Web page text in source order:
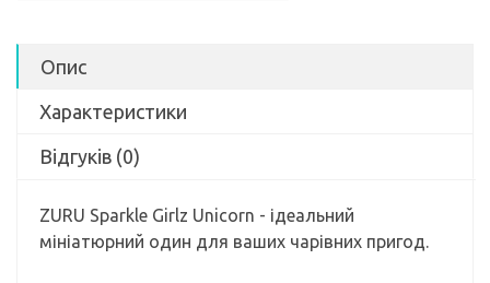
Опис
Характеристики
Відгуків (0)
ZURU Sparkle Girlz Unicorn - ідеальний
мініатюрний один для ваших чарівних пригод.